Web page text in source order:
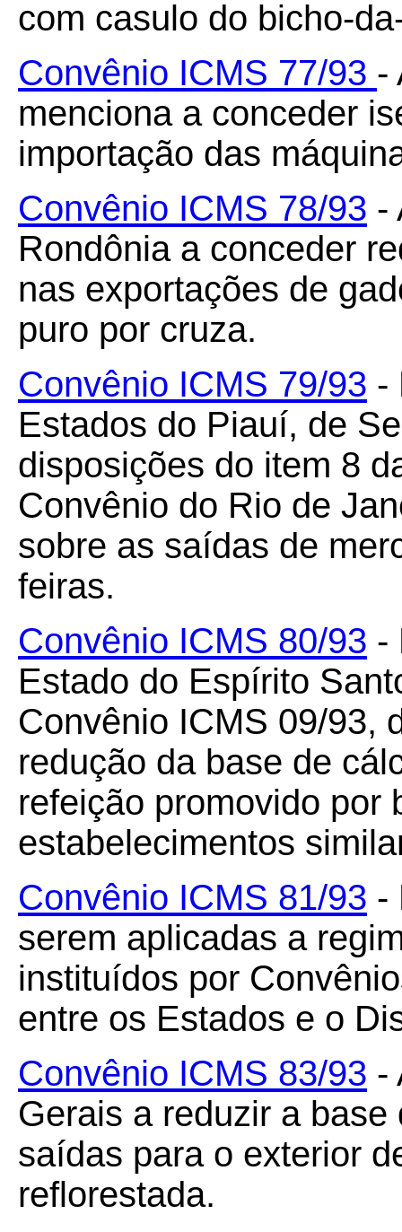
com casulo do bicho-
Convênio ICMS 77/93 -
menciona a conceder
importação das
Convênio ICMS 78/93 -
Rondônia a conceder
nas exportações de
puro por cruza.
Convênio ICMS 79/93 -
Estados do Piauí, de
disposições do item 8
Convênio do Rio de
sobre as saídas de
feiras.
Convênio ICMS 80/93 -
Estado do Espírito
Convênio ICMS 09/93,
redução da base de
refeição promovido por
estabelecimentos
Convênio ICMS 81/93 -
serem aplicadas a
instituídos por
entre os Estados e o
Convênio ICMS 83/93 -
Gerais a reduzir a
saídas para o exterior
reflorestada.